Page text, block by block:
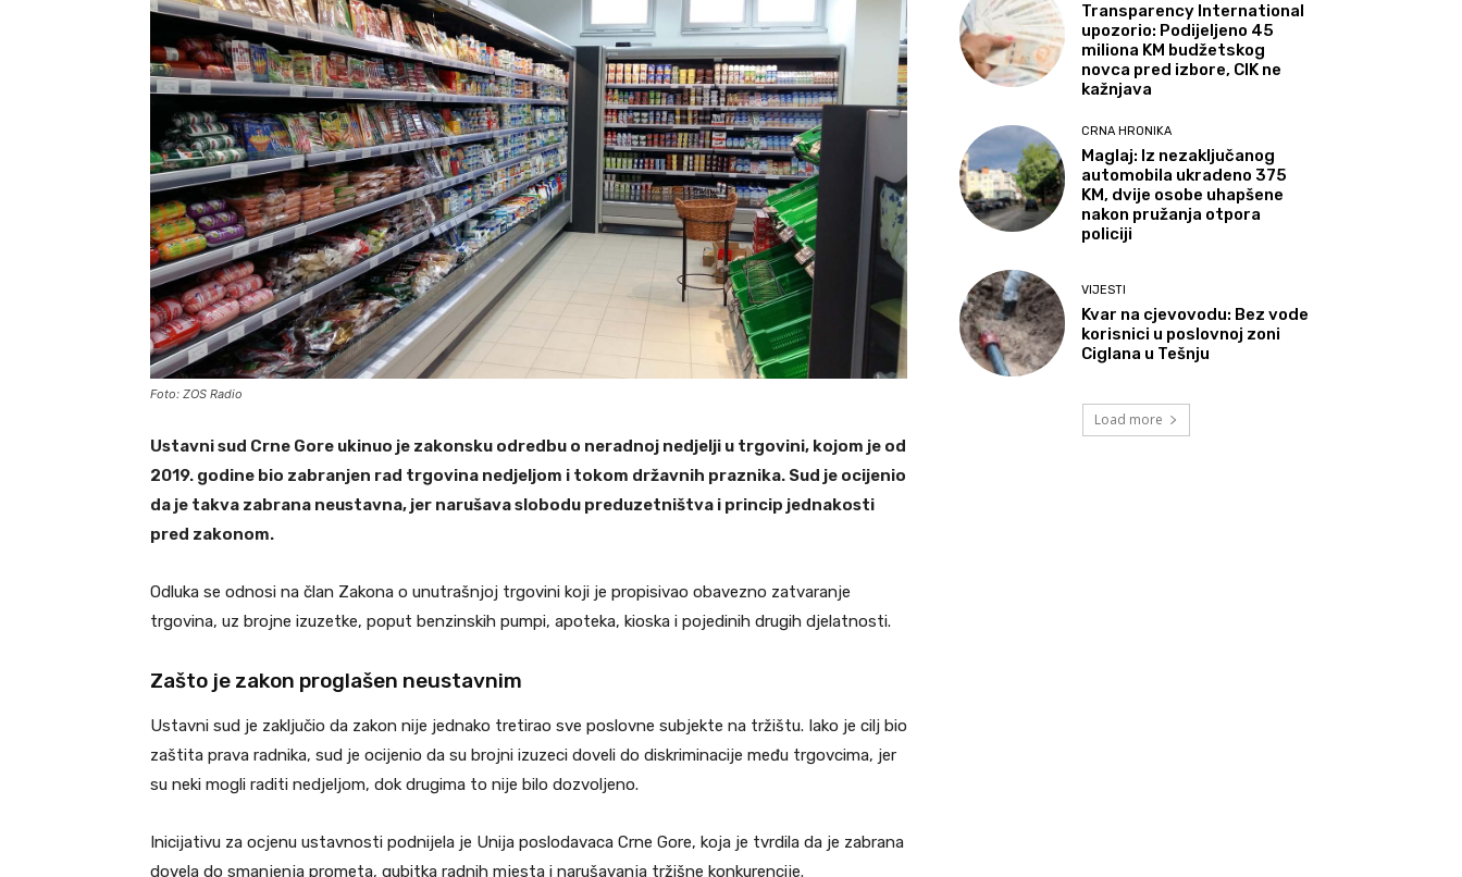
Foto: ZOS Radio
Ustavni sud Crne Gore ukinuo je zakonsku odredbu o neradnoj nedjelji u trgovini, kojom je od
2019. godine bio zabranjen rad trgovina nedjeljom i tokom državnih praznika. Sud je ocijenio
da je takva zabrana neustavna, jer narušava slobodu preduzetništva i princip jednakosti
pred zakonom.
Odluka se odnosi na član Zakona o unutrašnjoj trgovini koji je propisivao obavezno zatvaranje
trgovina, uz brojne izuzetke, poput benzinskih pumpi, apoteka, kioska i pojedinih drugih djelatnosti.
Zašto je zakon proglašen neustavnim
Ustavni sud je zaključio da zakon nije jednako tretirao sve poslovne subjekte na tržištu. Iako je cilj bio
zaštita prava radnika, sud je ocijenio da su brojni izuzeci doveli do diskriminacije među trgovcima, jer
su neki mogli raditi nedjeljom, dok drugima to nije bilo dozvoljeno.
Inicijativu za ocjenu ustavnosti podnijela je Unija poslodavaca Crne Gore, koja je tvrdila da je zabrana
dovela do smanjenja prometa, gubitka radnih mjesta i narušavanja tržišne konkurencije.
Transparency International
upozorio: Podijeljeno 45
miliona KM budžetskog
novca pred izbore, CIK ne
kažnjava
CRNA HRONIKA
Maglaj: Iz nezaključanog
automobila ukradeno 375
KM, dvije osobe uhapšene
nakon pružanja otpora
policiji
VIJESTI
Kvar na cjevovodu: Bez vode
korisnici u poslovnoj zoni
Ciglana u Tešnju
Load more